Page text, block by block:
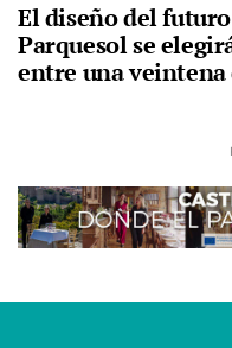
El diseño del
Parquesol se
entre una veintena